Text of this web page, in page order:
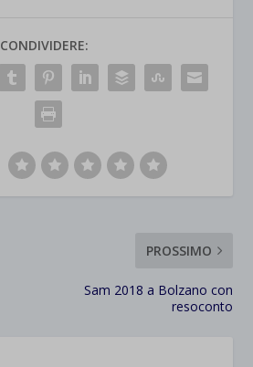
CONDIVIDERE:
PROSSIMO
Sam 2018 a Bolzano con
resoconto